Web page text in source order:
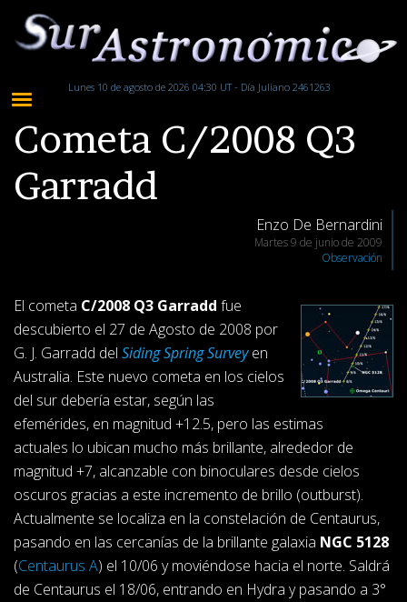
Lunes 10 de agosto de 2026 04:30 UT - Día Juliano 2461263
Cometa C/2008 Q3
Garradd
Enzo De Bernardini
Martes 9 de junio de 2009
Observación
El cometa C/2008 Q3 Garradd fue
descubierto el 27 de Agosto de 2008 por
G. J. Garradd del Siding Spring Survey en
Australia. Este nuevo cometa en los cielos
del sur debería estar, según las
efemérides, en magnitud +12.5, pero las estimas
actuales lo ubican mucho más brillante, alrededor de
magnitud +7, alcanzable con binoculares desde cielos
oscuros gracias a este incremento de brillo (outburst).
Actualmente se localiza en la constelación de Centaurus,
pasando en las cercanías de la brillante galaxia NGC 5128
(Centaurus A) el 10/06 y moviéndose hacia el norte. Saldrá
de Centaurus el 18/06, entrando en Hydra y pasando a 3°